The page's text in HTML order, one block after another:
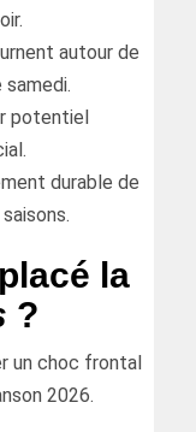
autour de
potentiel
durable de
la
?
un choc frontal
2026.